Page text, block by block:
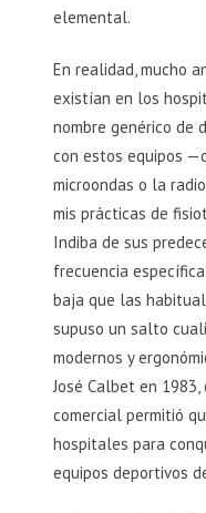
elemental.
En realidad, mucho
existían en los
nombre genérico de
con estos equipos
microondas o la
mis prácticas de
Indiba de sus
frecuencia
baja que las
supuso un salto
modernos y
José Calbet en
comercial permitió
hospitales para
equipos deportivos